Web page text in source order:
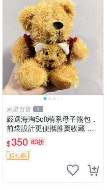
水星百貨 1
嚴選海淘Soft萌系母子熊包，
前袋設計更便攜推薦收藏 母
子熊 軟綿綿 包包
$350 83折
折扣碼